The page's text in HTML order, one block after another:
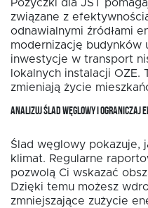
Pożyczki dla JST
związane z
odnawialnymi źródłami
modernizację budynków
inwestycje w transport
lokalnych instalacji OZE.
zmieniają życie
ANALIZUJ ŚLAD WĘGLOWY I OGRANICZAJ
Ślad węglowy pokazuje,
klimat. Regularne
pozwolą Ci wskazać
Dzięki temu możesz
zmniejszające zużycie